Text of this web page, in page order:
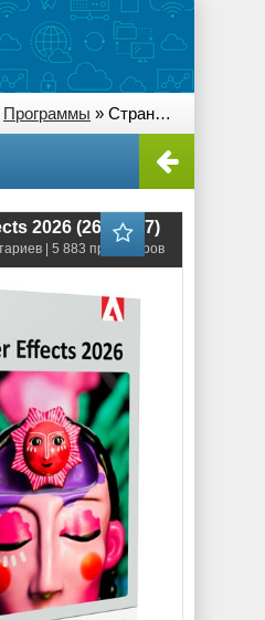
Программы » Страница 6
2026 (26.3.0.87)
| 5 883 просмотров